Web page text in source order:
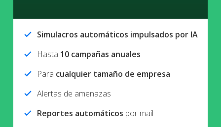
check Simulacros automáticos impulsados por IA
check Hasta 10 campañas anuales
check Para cualquier tamaño de empresa
check Alertas de amenazas
check Reportes automáticos por mail